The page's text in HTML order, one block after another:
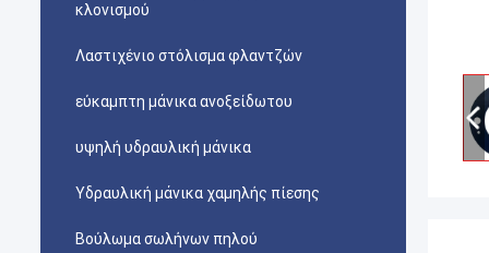
κλονισμού
Λαστιχένιο στόλισμα φλαντζών
εύκαμπτη μάνικα ανοξείδωτου
υψηλή υδραυλική μάνικα
Υδραυλική μάνικα χαμηλής πίεσης
Βούλωμα σωλήνων πηλού